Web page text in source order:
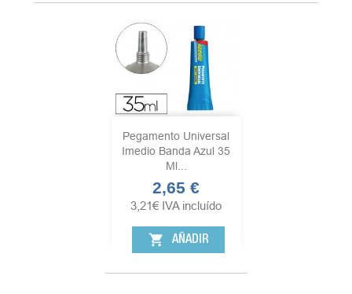
Pegamento Universal
Imedio Banda Azul 35
Ml...
Precio
2,65 €
3,21€ IVA incluído
shopping_cart AÑADIR